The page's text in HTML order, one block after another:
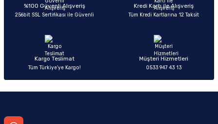
Ürün bilgilerinde hatalar bulunuyor.
Ürün fiyatı diğer sitelerden daha pahalı.
%100 Güvenli Alışveriş
256bit SSL Sertifikası ile Güvenli
Kredi Kartı ile Alışveriş
Tüm Kredi Kartlarına 12 Taksit
Kargo Teslimat
Tüm Türkiye’ye Kargo!
Müşteri Hizmetleri
0533 947 43 13